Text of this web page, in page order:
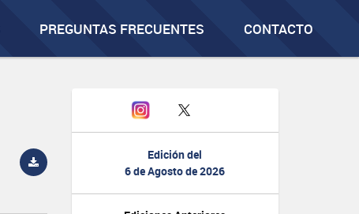
PREGUNTAS FRECUENTES CONTACTO
Edición del
6 de Agosto de 2026